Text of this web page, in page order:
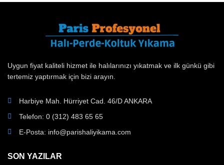
Uygun fiyat kaliteli hizmet ile halılarınızı yıkatmak ve ilk günkü gibi
tertemiz yaptırmak için bizi arayın.
Harbiye Mah. Hürriyet Cad. 46/D ANKARA
Telefon: 0 (312) 483 65 65
E-Posta: info@parishaliyikama.com
SON YAZILAR